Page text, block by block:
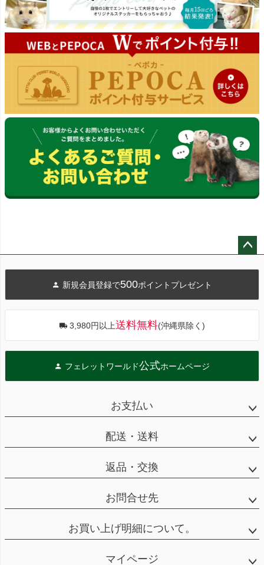
へ
新規会員登録で500ポイントプレゼント
3,980円以上送料無料(沖縄県除く)
フェレットワールド公式ホームページ
お支払い
配送・送料
返品・交換
お問合せ先
お買い上げ明細について。
マイページ